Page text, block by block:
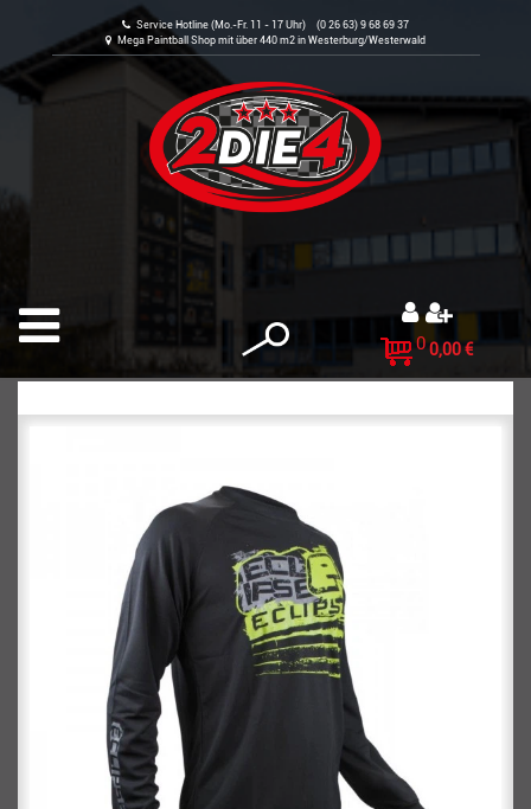
Service Hotline (Mo.-Fr. 11 - 17 Uhr) (0 26 63) 9 68 69 37
Mega Paintball Shop mit über 440 m2 in Westerburg/Westerwald
0 0,00 €